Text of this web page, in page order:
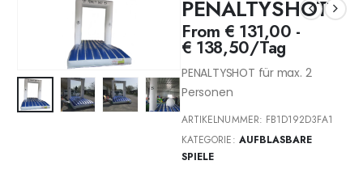
PENALTYSHOT
From € 131,00 -
€ 138,50/Tag
PENALTYSHOT für max. 2
Personen
ARTIKELNUMMER: FB1D192D3FA1
KATEGORIE: AUFBLASBARE
SPIELE